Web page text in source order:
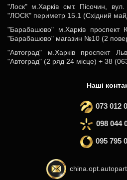
"Лоск" м.Харків смт. Пісочин,
"ЛОСК" периметр 15.1 (Східний
"Барабашово" м.Харків проспект
"Барабашово" магазин №10 (2
"Автоград" м.Харків проспект
"Автоград" (2 ряд 24 місце) + 38
Наші
073 012
098 044
095 795